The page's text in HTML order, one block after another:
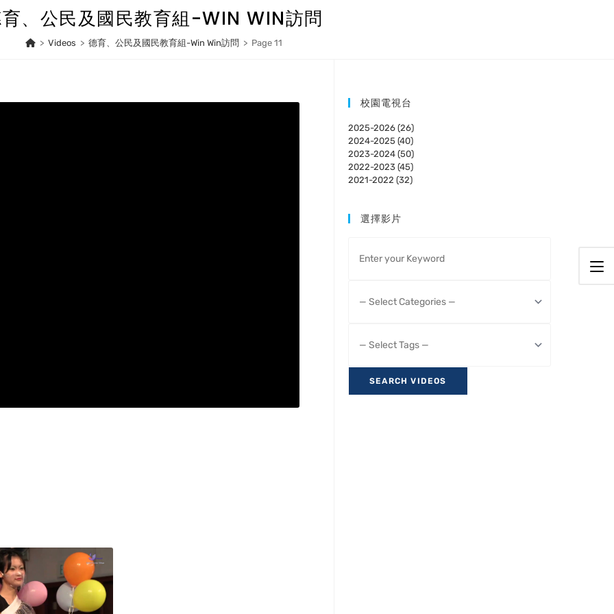
、公民及國民教育組-WIN WIN訪問
> Videos > 德育、公民及國民教育組-Win Win訪問 > Page 11
校園電視台
2025-2026 (26)
2024-2025 (40)
2023-2024 (50)
2022-2023 (45)
2021-2022 (32)
選擇影片